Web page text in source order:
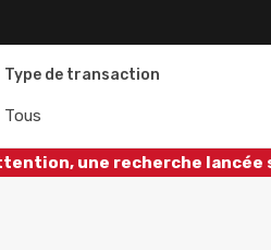
Type de transaction
Tous
une recherche